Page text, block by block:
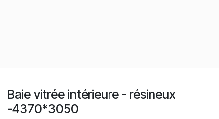
Baie vitrée intérieure - résineux
-4370*3050